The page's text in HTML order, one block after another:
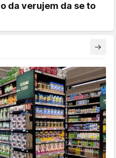
da verujem da se to